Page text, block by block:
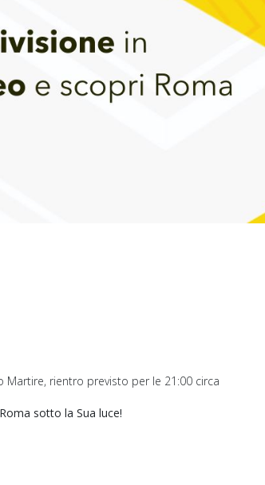
Martire, rientro previsto per le 21:00 circa
sotto la Sua luce!